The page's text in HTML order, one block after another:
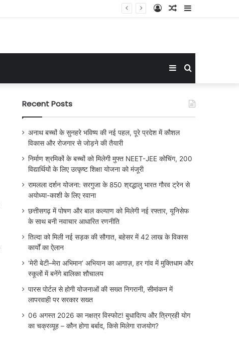
Random
Log
Search
for
Sidebar
Recent Posts
अनाथ बच्चों के सुनहरे भविष्य की नई पहल, पूरे प्रदेश में कौशल
विकास और रोजगार से जोड़ने की तैयारी
निर्माण श्रमिकों के बच्चों को मिलेगी मुफ्त NEET-JEE कोचिंग, 200
विद्यार्थियों के लिए उत्कृष्ट शिक्षा योजना को मंजूरी
रामलला दर्शन योजना: सरगुजा के 850 श्रद्धालु भारत गौरव ट्रेन से
अयोध्या-काशी के लिए रवाना
छत्तीसगढ़ में पोषण और बाल कल्याण को मिलेगी नई रफ्तार, यूनिसेफ
के साथ बनी नवाचार आधारित रणनीति
तिल्दा को मिली नई सड़क की सौगात, बहेसर में 42 लाख के विकास
कार्यों का ऐलान
‘मेरी बेटी–मेरा अभिमान’ अभियान का आगाज़, हर गांव में मुक्तिधाम और
स्कूलों में बनेंगे बालिका शौचालय
पारस पोर्टल से होगी योजनाओं की सख्त निगरानी, सीमांकन में
लापरवाही पर सरकार सख्त
06 अगस्त 2026 का नक्षत्र विस्फोट! बुधादित्य और त्रिग्रही योग
का चक्रव्यूह – कौन होगा बर्बाद, किसे मिलेगा राजयोग?